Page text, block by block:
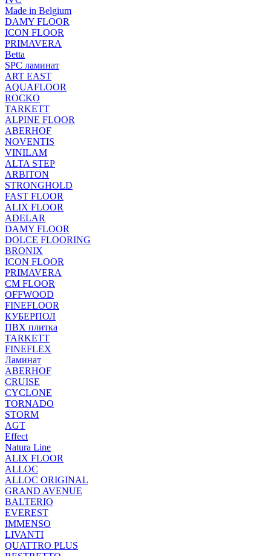
Made in Belgium
DAMY FLOOR
ICON FLOOR
PRIMAVERA
Betta
SPC ламинат
ART EAST
AQUAFLOOR
ROCKO
TARKETT
ALPINE FLOOR
ABERHOF
NOVENTIS
VINILAM
ALTA STEP
ARBITON
STRONGHOLD
FAST FLOOR
ALIX FLOOR
ADELAR
DAMY FLOOR
DOLCE FLOORING
BRONIX
ICON FLOOR
PRIMAVERA
CM FLOOR
OFFWOOD
FINEFLOOR
КУБЕРПОЛ
ПВХ плитка
TARKETT
FINEFLEX
Ламинат
ABERHOF
CRUISE
CYCLONE
TORNADO
STORM
AGT
Effect
Natura Line
ALIX FLOOR
ALLOC
ALLOC ORIGINAL
GRAND AVENUE
BALTERIO
EVEREST
IMMENSO
LIVANTI
QUATTRO PLUS